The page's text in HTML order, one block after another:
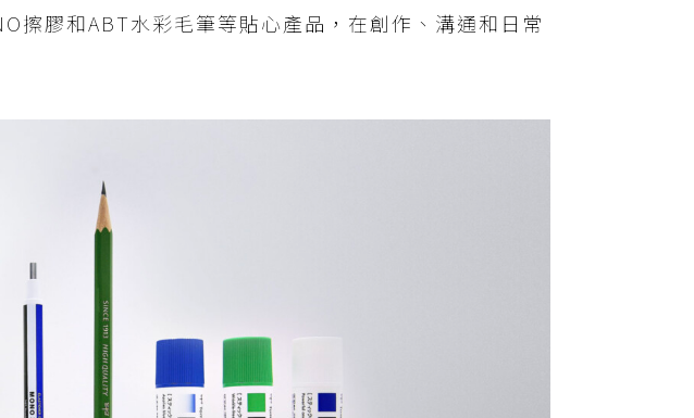
擦膠和ABT水彩毛筆等貼心產品，在創作、溝通和日常